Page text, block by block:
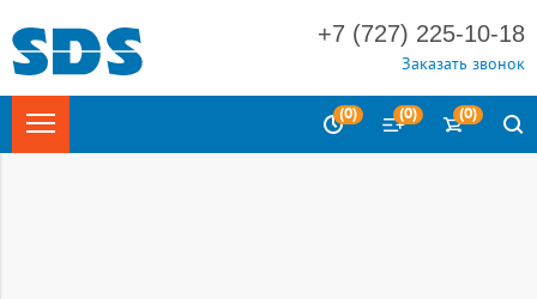
+7 (727) 225-10-18
Заказать звонок
(0) (0) (0)